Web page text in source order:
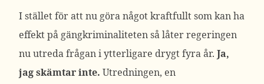
I stället för att nu göra något kraftfullt som kan ha
effekt på gängkriminaliteten så låter regeringen
nu utreda frågan i ytterligare drygt fyra år. Ja,
jag skämtar inte. Utredningen, en